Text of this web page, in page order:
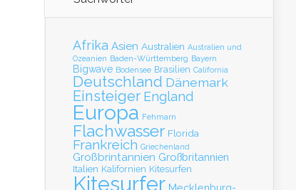
Afrika Asien Australien Australien und
Ozeanien Baden-Württemberg Bayern
Bigwave Bodensee Brasilien California
Deutschland Dänemark
Einsteiger England
Europa Fehmarn
Flachwasser Florida
Frankreich Griechenland
Großbrintannien Großbritannien
Italien Kalifornien Kitesurfen
Kitesurfer